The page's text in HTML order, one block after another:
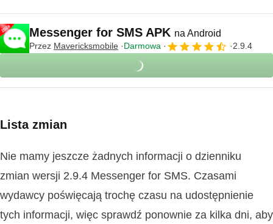
Messenger for SMS APK na Android
Przez Mavericksmobile Darmowa 2.9.4
Lista zmian
Nie mamy jeszcze żadnych informacji o dzienniku
zmian wersji 2.9.4 Messenger for SMS. Czasami
wydawcy poświęcają trochę czasu na udostępnienie
tych informacji, więc sprawdź ponownie za kilka dni, aby